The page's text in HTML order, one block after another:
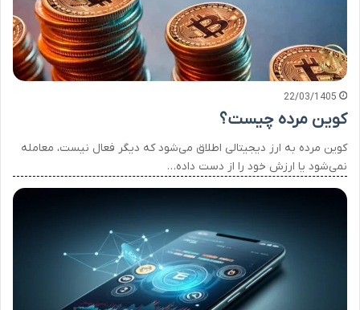
22/03/1405
کوین مرده چیست؟
کوین مرده به ارز دیجیتالی اطلاق می‌شود که دیگر فعال نیست، معامله
نمی‌شود یا ارزش خود را از دست داده…